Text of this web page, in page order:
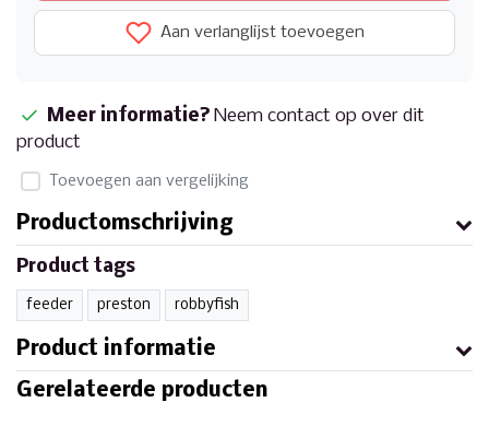
Aan verlanglijst toevoegen
Meer informatie? Neem contact op over dit
product
Toevoegen aan vergelijking
Productomschrijving
Product tags
feeder preston robbyfish
Product informatie
Gerelateerde producten